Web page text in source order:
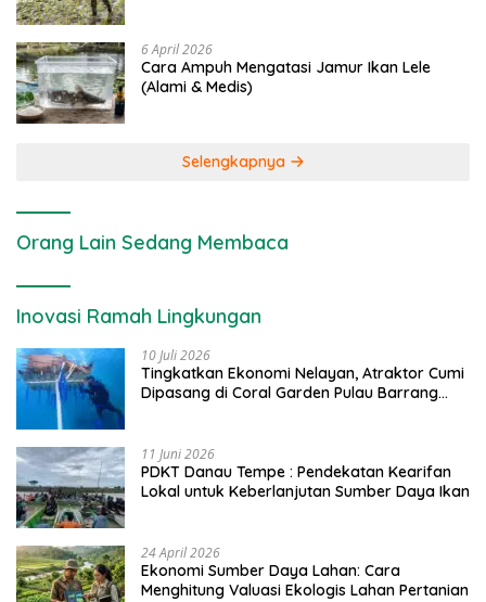
6 April 2026
Cara Ampuh Mengatasi Jamur Ikan Lele
(Alami & Medis)
Selengkapnya
Orang Lain Sedang Membaca
Inovasi Ramah Lingkungan
10 Juli 2026
Tingkatkan Ekonomi Nelayan, Atraktor Cumi
Dipasang di Coral Garden Pulau Barrang
11 Juni 2026
PDKT Danau Tempe : Pendekatan Kearifan
Lokal untuk Keberlanjutan Sumber Daya Ikan
24 April 2026
Ekonomi Sumber Daya Lahan: Cara
Menghitung Valuasi Ekologis Lahan Pertanian